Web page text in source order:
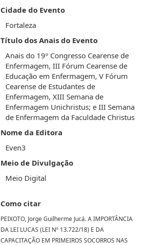
Cidade do Evento
Fortaleza
Título dos Anais do Evento
Anais do 19º Congresso Cearense de
Enfermagem, III Fórum Cearense de
Educação em Enfermagem, V Fórum
Cearense de Estudantes de
Enfermagem, XIII Semana de
Enfermagem Unichristus; e III Semana
de Enfermagem da Faculdade Christus
Nome da Editora
Even3
Meio de Divulgação
Meio Digital
Como citar
PEIXOTO, Jorge Guilherme Jucá. A IMPORTÂNCIA
DA LEI LUCAS (LEI Nº 13.722/18) E DA
CAPACITAÇÃO EM PRIMEIROS SOCORROS NAS